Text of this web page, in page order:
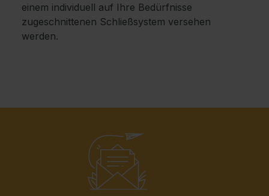
einem individuell auf Ihre Bedürfnisse
zugeschnittenen Schließsystem versehen
werden.